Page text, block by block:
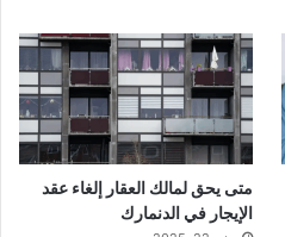
متى يحق لمالك العقار إلغاء عقد
الإيجار في الدنمارك